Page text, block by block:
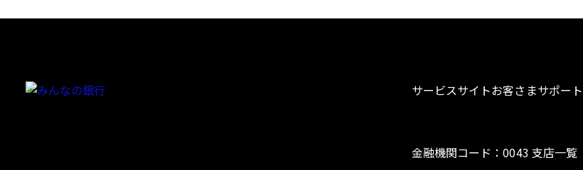
サービスサイトお客さまサポート
金融機関コード：0043 支店一覧